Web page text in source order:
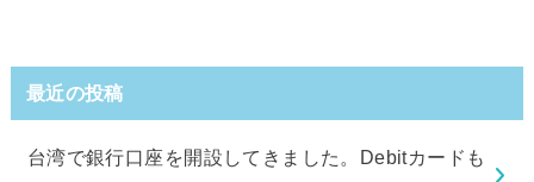
最近の投稿
台湾で銀行口座を開設してきました。Debitカードも